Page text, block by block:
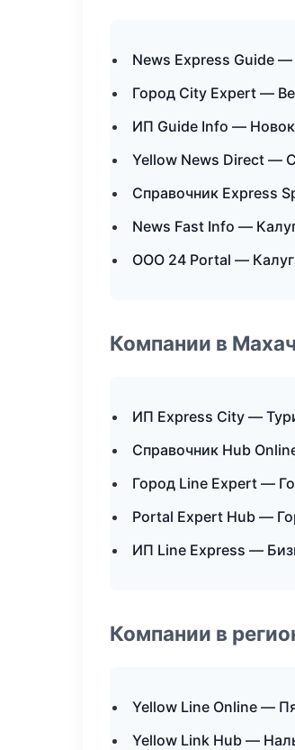
News Express Guide
Город City Expert —
ИП Guide Info —
Yellow News Direct —
Справочник Express
News Fast Info —
ООО 24 Portal —
Компании в
ИП Express City —
Справочник Hub
Город Line Expert —
Portal Expert Hub —
ИП Line Express —
Компании в
Yellow Line Online —
Yellow Link Hub —